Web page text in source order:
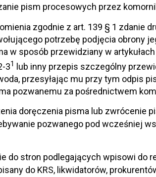
pism procesowych przez
zgodnie z art. 139 § 1 zdanie
potrzebę podjęcia obrony
w sposób przewidziany w artykułach
31
lub inny przepis szczególny
przesyłając mu przy tym odpis
pozwanemu za pośrednictwem
doręczenia pisma lub zwrócenie
pozwanego pod wcześniej
do stron podlegających wpisowi do
do KRS, likwidatorów,